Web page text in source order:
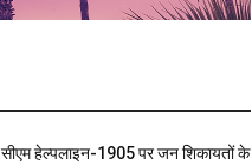
सीएम हेल्पलाइन-1905 पर जन शिकायतों के